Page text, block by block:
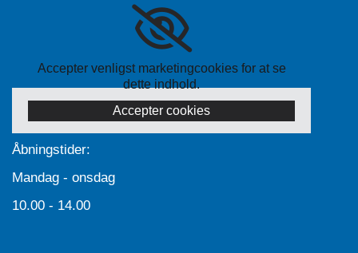
Accepter venligst marketingcookies for at se
dette indhold.
Accepter cookies
Åbningstider:
Mandag - onsdag
10.00 - 14.00